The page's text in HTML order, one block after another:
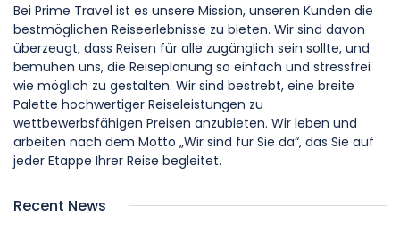
Bei Prime Travel ist es unsere Mission, unseren Kunden die
bestmöglichen Reiseerlebnisse zu bieten. Wir sind davon
überzeugt, dass Reisen für alle zugänglich sein sollte, und
bemühen uns, die Reiseplanung so einfach und stressfrei
wie möglich zu gestalten. Wir sind bestrebt, eine breite
Palette hochwertiger Reiseleistungen zu
wettbewerbsfähigen Preisen anzubieten. Wir leben und
arbeiten nach dem Motto „Wir sind für Sie da“, das Sie auf
jeder Etappe Ihrer Reise begleitet.
Recent News